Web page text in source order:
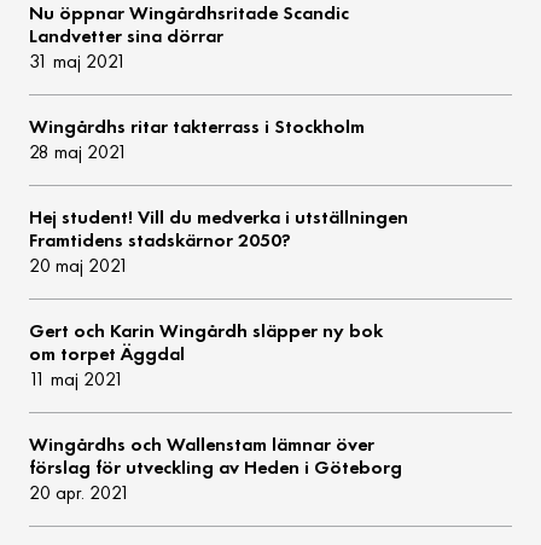
Nu öppnar Wingårdhsritade Scandic
Landvetter sina dörrar
31 maj 2021
Wingårdhs ritar takterrass i Stockholm
28 maj 2021
Hej student! Vill du medverka i utställningen
Framtidens stadskärnor 2050?
20 maj 2021
Gert och Karin Wingårdh släpper ny bok
om torpet Äggdal
11 maj 2021
Wingårdhs och Wallenstam lämnar över
förslag för utveckling av Heden i Göteborg
20 apr. 2021